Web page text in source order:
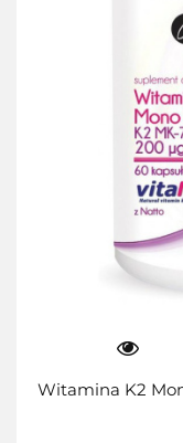
Witamina K2